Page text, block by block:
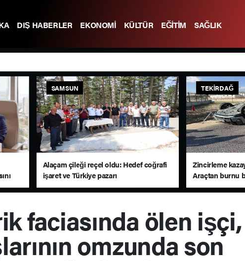
DIŞ HABERLER EKONOMİ KÜLTÜR EĞİTİM
SAĞLIK
SAMSUN
Alaçam çileği reçel oldu: Hedef coğrafi
işaret ve Türkiye pazarı
TEKIRDAĞ
Zincirleme
Araçtan burnu
faciasında ölen işçi,
omzunda son